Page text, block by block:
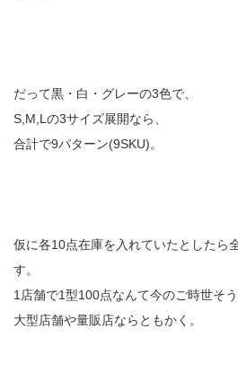
だって黒・白・グレーの3色で、
S,M,Lの3サイズ展開なら、
合計で9パターン(9SKU)。
仮に各10点在庫を入れていたとしたら
す。
1店舗で1型100点なんて今のご時世そ
大型店舗や量販店ならともかく。